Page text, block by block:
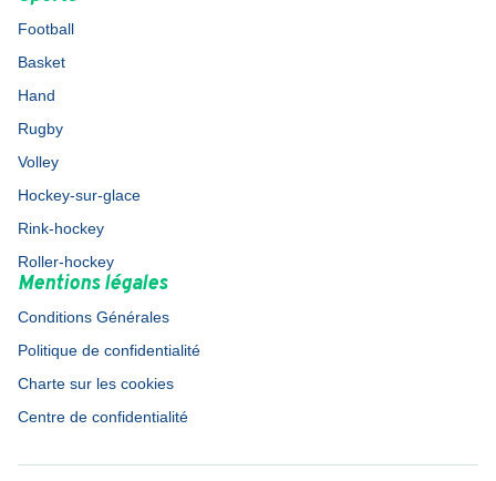
Football
Basket
Hand
Rugby
Volley
Hockey-sur-glace
Rink-hockey
Roller-hockey
Mentions légales
Conditions Générales
Politique de confidentialité
Charte sur les cookies
Centre de confidentialité